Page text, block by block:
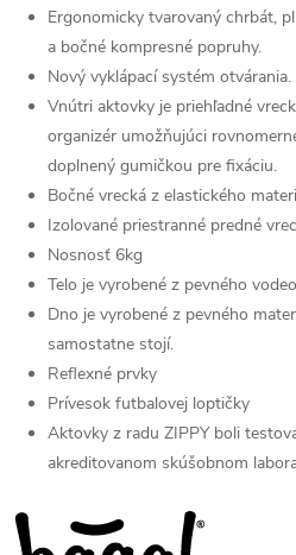
Ergonomicky tvarovaný chrbát,
a bočné kompresné popruhy.
Nový vyklápací systém otvárania.
Vnútri aktovky je priehľadné
organizér umožňujúci
doplnený gumičkou pre fixáciu.
Bočné vrecká z elastického
Izolované priestranné predné
Nosnosť 6kg
Telo je vyrobené z pevného
Dno je vyrobené z pevného
samostatne stojí.
Reflexné prvky
Prívesok futbalovej loptičky
Aktovky z radu ZIPPY boli
akreditovanom skúšobnom